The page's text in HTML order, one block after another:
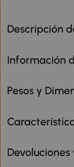
Descripción
Información
Pesos y
Devoluciones